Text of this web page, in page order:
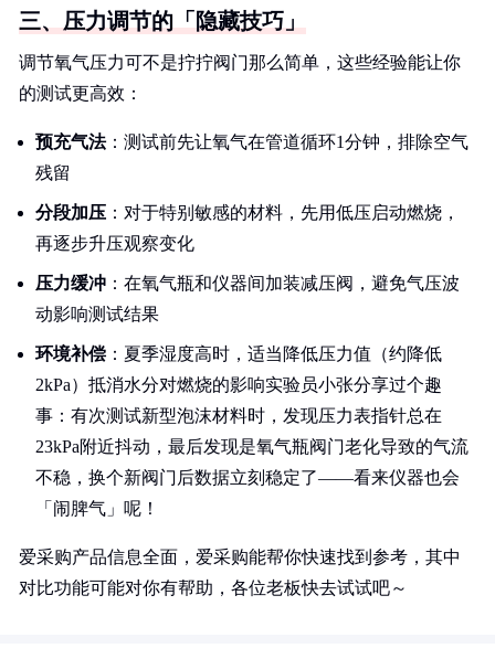
三、压力调节的「隐藏技巧」
调节氧气压力可不是拧拧阀门那么简单，这些经验能让你
的测试更高效：
预充气法：测试前先让氧气在管道循环1分钟，排除空气
残留
分段加压 ：对于特别敏感的材料，先用低压启动燃烧，
再逐步升压观察变化
压力缓冲 ：在氧气瓶和仪器间加装减压阀，避免气压波
动影响测试结果
环境补偿 ：夏季湿度高时，适当降低压力值（约降低
2kPa）抵消水分对燃烧的影响实验员小张分享过个趣
事：有次测试新型泡沫材料时，发现压力表指针总在
23kPa附近抖动，最后发现是氧气瓶阀门老化导致的气流
不稳，换个新阀门后数据立刻稳定了——看来仪器也会
「闹脾气」呢！
爱采购产品信息全面，爱采购能帮你快速找到参考，其中
对比功能可能对你有帮助，各位老板快去试试吧～